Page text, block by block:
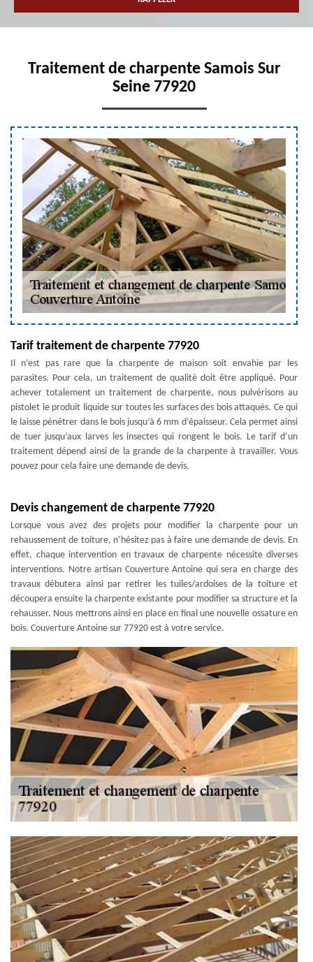
Traitement de charpente Samois Sur
Seine 77920
Tarif traitement de charpente 77920
Il n’est pas rare que la charpente de maison soit envahie par les
parasites. Pour cela, un traitement de qualité doit être appliqué. Pour
achever totalement un traitement de charpente, nous pulvérisons au
pistolet le produit liquide sur toutes les surfaces des bois attaqués. Ce qui
le laisse pénétrer dans le bois jusqu’à 6 mm d’épaisseur. Cela permet ainsi
de tuer jusqu’aux larves les insectes qui rongent le bois. Le tarif d’un
traitement dépend ainsi de la grande de la charpente à travailler. Vous
pouvez pour cela faire une demande de devis.
Devis changement de charpente 77920
Lorsque vous avez des projets pour modifier la charpente pour un
rehaussement de toiture, n’hésitez pas à faire une demande de devis. En
effet, chaque intervention en travaux de charpente nécessite diverses
interventions. Notre artisan Couverture Antoine qui sera en charge des
travaux débutera ainsi par retirer les tuiles/ardoises de la toiture et
découpera ensuite la charpente existante pour modifier sa structure et la
rehausser. Nous mettrons ainsi en place en final une nouvelle ossature en
bois. Couverture Antoine sur 77920 est à votre service.